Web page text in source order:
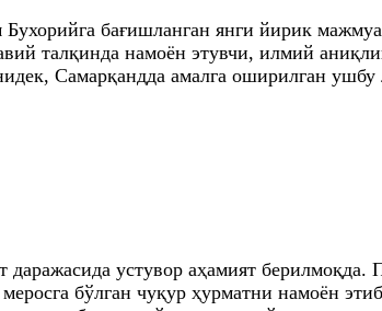
бағишланган янги йирик
талқинда намоён этувчи, илмий
Самарқандда амалга оширилган
устувор аҳамият берилмоқда.
бўлган чуқур ҳурматни намоён